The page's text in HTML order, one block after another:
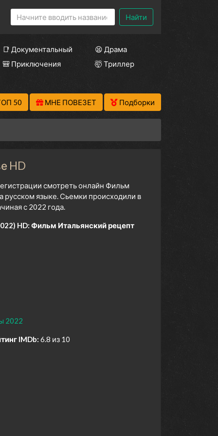
Найти
📑 Документальный
😫 Драма
🎒 Приключения
🤯 Триллер
50 МНЕ ПОВЕЗЕТ Подборки
HD
смотреть онлайн Фильм
русском языке. Сьемки происходили в
с 2022 года.
HD: Фильм Итальянский рецепт
2022
IMDb: 6.8 из 10